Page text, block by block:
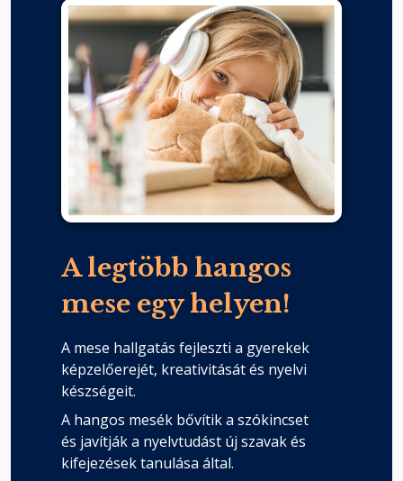
A legtöbb hangos
mese egy helyen!
A mese hallgatás fejleszti a gyerekek
képzelőerejét, kreativitását és nyelvi
készségeit.
A hangos mesék bővítik a szókincset
és javítják a nyelvtudást új szavak és
kifejezések tanulása által.